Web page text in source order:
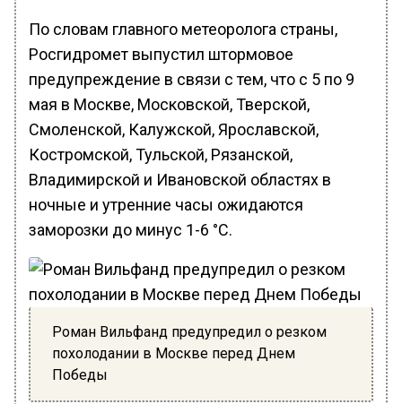
По словам главного метеоролога страны,
Росгидромет выпустил штормовое
предупреждение в связи с тем, что с 5 по 9
мая в Москве, Московской, Тверской,
Смоленской, Калужской, Ярославской,
Костромской, Тульской, Рязанской,
Владимирской и Ивановской областях в
ночные и утренние часы ожидаются
заморозки до минус 1-6 °C.
Роман Вильфанд предупредил о резком
похолодании в Москве перед Днем
Победы